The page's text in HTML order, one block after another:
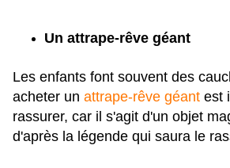
Un attrape-rêve géant
Les enfants font souvent des
acheter un attrape-rêve géant est
rassurer, car il s'agit d'un objet
d'après la légende qui saura le